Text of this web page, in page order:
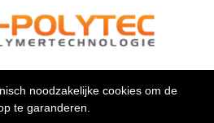
S-Polytec GmbH
kunststoffen & kleefstoffen
noodzakelijke cookies om de
te garanderen.